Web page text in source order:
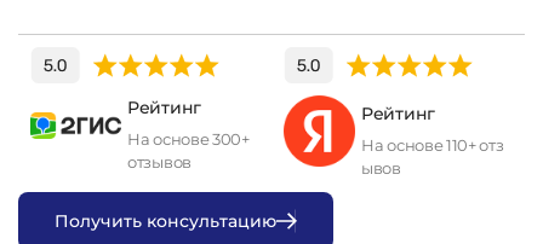
Рейтинг
На основе 300+
отзывов
Рейтинг
На основе 110+ отз
ывов
Получить консультацию